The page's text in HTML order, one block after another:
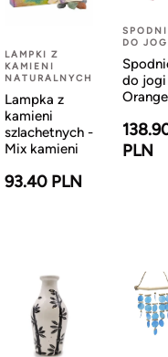
LAMPKI Z
KAMIENI
NATURALNYCH
Lampka z
kamieni
szlachetnych -
Mix kamieni
93.40 PLN
DO
do
Orange
PLN